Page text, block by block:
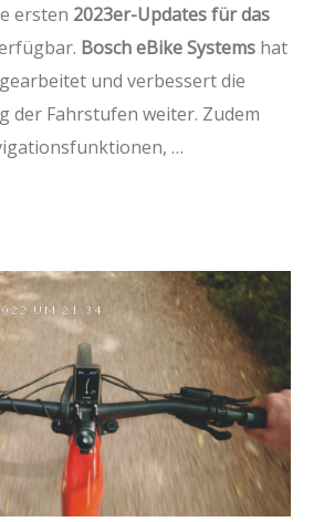
ersten 2023er-Updates für das
Bosch eBike Systems hat
und verbessert die
der Fahrstufen weiter. Zudem
…
UM 21:34